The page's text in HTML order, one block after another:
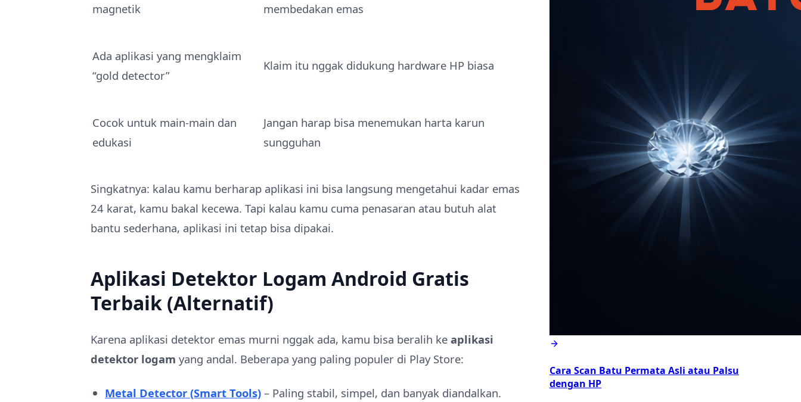
magnetik
membedakan emas
Ada aplikasi yang mengklaim
“gold detector”
Klaim itu nggak didukung hardware HP biasa
Cocok untuk main-main dan
edukasi
Jangan harap bisa menemukan harta karun
sungguhan
Singkatnya: kalau kamu berharap aplikasi ini bisa langsung mengetahui kadar emas
24 karat, kamu bakal kecewa. Tapi kalau kamu cuma penasaran atau butuh alat
bantu sederhana, aplikasi ini tetap bisa dipakai.
Aplikasi Detektor Logam Android Gratis
Terbaik (Alternatif)
Karena aplikasi detektor emas murni nggak ada, kamu bisa beralih ke aplikasi
detektor logam yang andal. Beberapa yang paling populer di Play Store:
Metal Detector (Smart Tools) – Paling stabil, simpel, dan banyak diandalkan.
Cara Scan Batu Permata Asli atau Palsu
dengan HP